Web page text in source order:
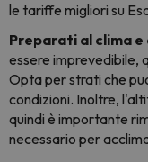
le tariffe migliori su
Preparati al clima
essere imprevedibile,
Opta per strati che
condizioni. Inoltre,
quindi è importante
necessario per